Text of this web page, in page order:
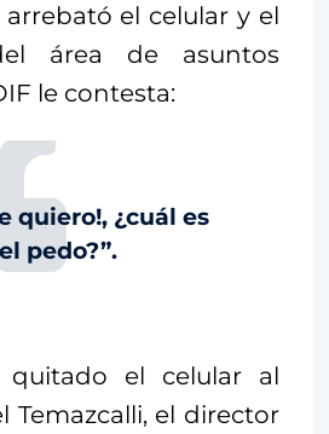
el celular y el
área de asuntos
le contesta:
quiero!, ¿cuál es
el pedo?”.
quitado el celular al
Temazcalli, el director